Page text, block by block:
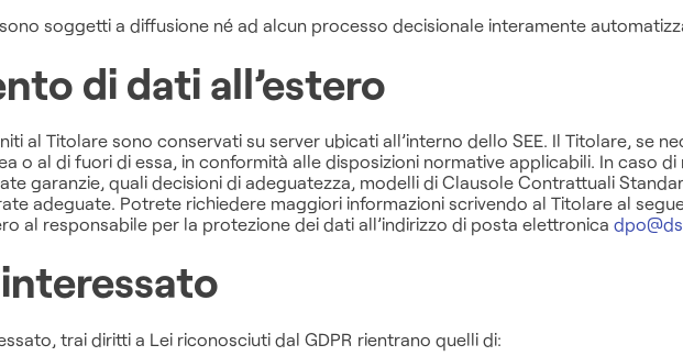
soggetti a diffusione né ad alcun processo decisionale interamente
di dati all’estero
al Titolare sono conservati su server ubicati all’interno dello SEE. Il Titolare, se
o al di fuori di essa, in conformità alle disposizioni normative applicabili. In caso
garanzie, quali decisioni di adeguatezza, modelli di Clausole Contrattuali
adeguate. Potrete richiedere maggiori informazioni scrivendo al Titolare al
al responsabile per la protezione dei dati all’indirizzo di posta elettronica
trai diritti a Lei riconosciuti dal GDPR rientrano quelli di: